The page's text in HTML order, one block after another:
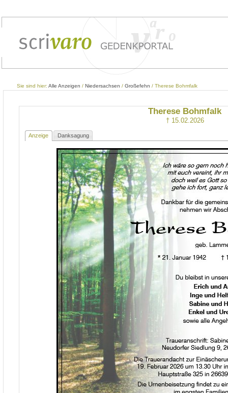
Sie sind hier: Alle Anzeigen / Niedersachsen / Großefehn / Therese Bohmfalk
Therese Bohmfalk
† 15.02.2026
Anzeige Danksagung